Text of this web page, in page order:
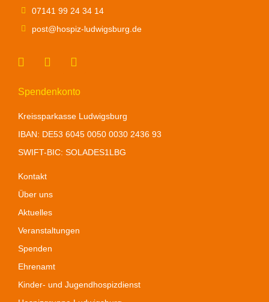
07141 99 24 34 14
post@hospiz-ludwigsburg.de
Spendenkonto
Kreissparkasse Ludwigsburg
IBAN: DE53 6045 0050 0030 2436 93
SWIFT-BIC: SOLADES1LBG
Kontakt
Über uns
Aktuelles
Veranstaltungen
Spenden
Ehrenamt
Kinder- und Jugendhospizdienst